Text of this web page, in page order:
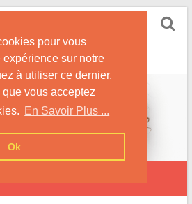
pour vous
sur notre
à utiliser ce dernier,
vous acceptez
En Savoir Plus ...
Ok
Coquines avec des